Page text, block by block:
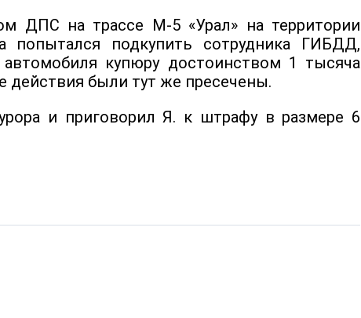
ДПС на трассе М-5 «Урал» на территории
попытался подкупить сотрудника ГИБДД,
купюру достоинством 1 тысяча
действия были тут же пресечены.
и приговорил Я. к штрафу в размере 6